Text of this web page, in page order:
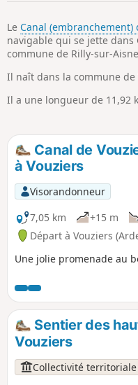
Le Canal (embranchement)
navigable qui se jette dans
commune de Rilly-sur-
Il naît dans la commune de
Il a une longueur de 11,92
Canal de
à Vouziers
Visorandonneur
7,05 km
+15 m
Départ à Vouziers
Une jolie promenade au
Sentier des
Vouziers
Collectivité territoriale